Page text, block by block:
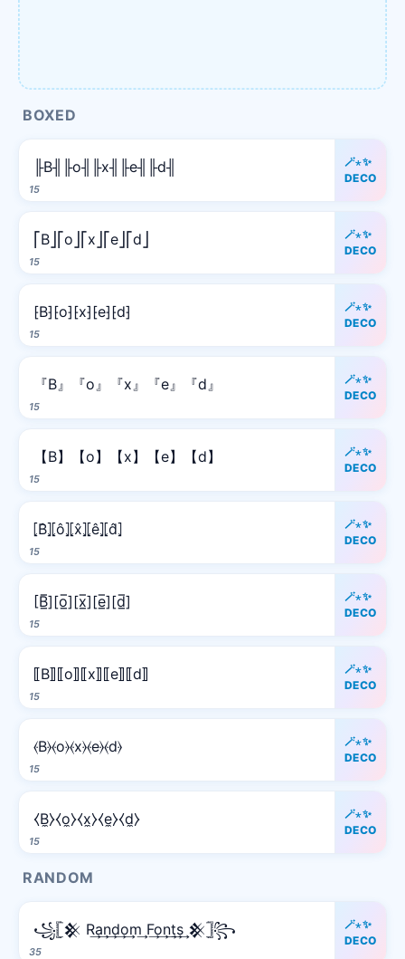
BOXED
15
╟B╢╟o╢╟x╢╟e╢╟d╢
🪄⋆✨
DECO
15
⎡B⎦⎡o⎦⎡x⎦⎡e⎦⎡d⎦
🪄⋆✨
DECO
15
⁅B⁆⁅o⁆⁅x⁆⁅e⁆⁅d⁆
🪄⋆✨
DECO
15
『B』『o』『x』『e』『d』
🪄⋆✨
DECO
15
【B】【o】【x】【e】【d】
🪄⋆✨
DECO
15
⦏B̂⦎⦏ô⦎⦏x̂⦎⦏ê⦎⦏d̂⦎
🪄⋆✨
DECO
15
[B̲̅][o̲̅][x̲̅][e̲̅][d̲̅]
🪄⋆✨
DECO
15
⟦B⟧⟦o⟧⟦x⟧⟦e⟧⟦d⟧
🪄⋆✨
DECO
15
⦑B⦒⦑o⦒⦑x⦒⦑e⦒⦑d⦒
🪄⋆✨
DECO
15
⧼B̼⧽⧼o̼⧽⧼x̼⧽⧼e̼⧽⧼d̼⧽
🪄⋆✨
DECO
RANDOM
35
꧁𓊈𒆜 R͢a͢n͢d͢o͢m͢ F͢o͢n͢t͢s͢ 𒆜𓊉꧂
🪄⋆✨
DECO